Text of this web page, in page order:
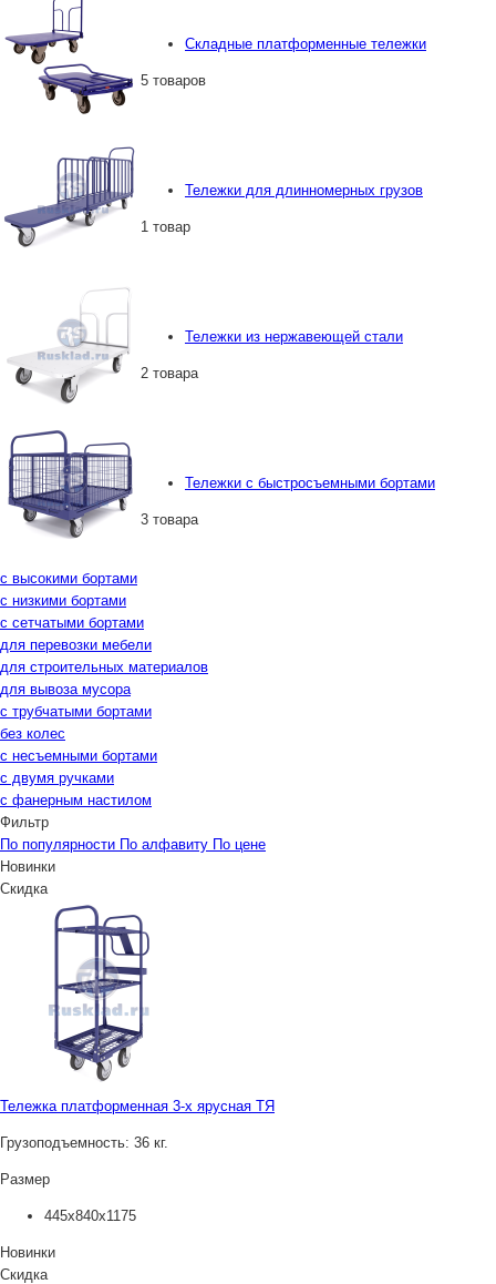
Складные платформенные тележки
5 товаров
Тележки для длинномерных грузов
1 товар
Тележки из нержавеющей стали
2 товара
Тележки с быстросъемными бортами
3 товара
с высокими бортами
с низкими бортами
с сетчатыми бортами
для перевозки мебели
для строительных материалов
для вывоза мусора
с трубчатыми бортами
без колес
с несъемными бортами
с двумя ручками
с фанерным настилом
Фильтр
По популярности По алфавиту По цене
Новинки
Скидка
Тележка платформенная 3-х ярусная ТЯ
Грузоподъемность: 36 кг.
Размер
445х840х1175
Новинки
Скидка